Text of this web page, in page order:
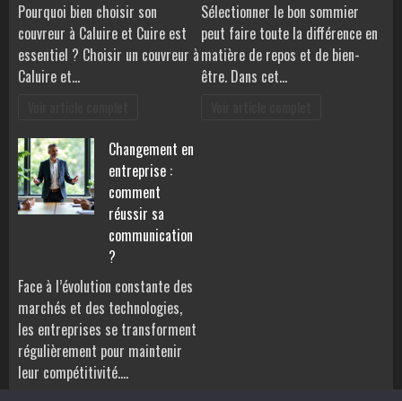
Pourquoi bien choisir son
couvreur à Caluire et Cuire est
essentiel ? Choisir un couvreur à
Caluire et…
Sélectionner le bon sommier
peut faire toute la différence en
matière de repos et de bien-
être. Dans cet…
Changement en
entreprise :
comment
réussir sa
communication
?
Face à l’évolution constante des
marchés et des technologies,
les entreprises se transforment
régulièrement pour maintenir
leur compétitivité.…